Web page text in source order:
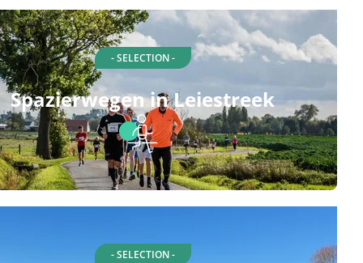
- SELECTION -
Spazierwegen in Leiestreek
- SELECTION -